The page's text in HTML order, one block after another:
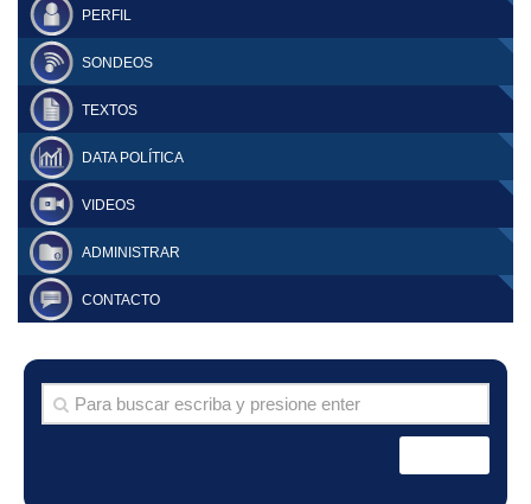
PERFIL
SONDEOS
TEXTOS
DATA POLÍTICA
VIDEOS
ADMINISTRAR
CONTACTO